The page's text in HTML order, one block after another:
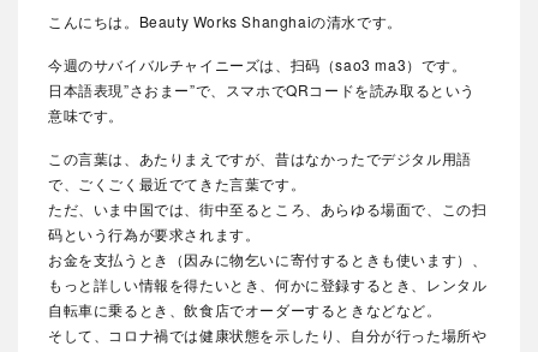
こんにちは。Beauty Works Shanghaiの清水です。
今週のサバイバルチャイニーズは、扫码（sao3 ma3）です。
日本語表現”さおまー”で、スマホでQRコードを読み取るという
意味です。
この言葉は、あたりまえですが、昔はなかったでデジタル用語
で、ごくごく最近でてきた言葉です。
ただ、いま中国では、街中至るところ、あらゆる場面で、この扫
码という行為が要求されます。
お金を支払うとき（因みに物乞いに寄付するときも使います）、
もっと詳しい情報を得たいとき、何かに登録するとき、レンタル
自転車に乗るとき、飲食店でオーダーするときなどなど。
そして、コロナ禍では健康状態を示したり、自分が行った場所や